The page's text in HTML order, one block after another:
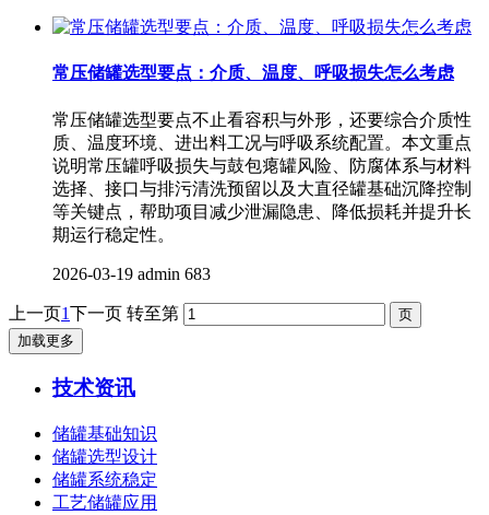
常压储罐选型要点：介质、温度、呼吸损失怎么考虑
常压储罐选型要点不止看容积与外形，还要综合介质性
质、温度环境、进出料工况与呼吸系统配置。本文重点
说明常压罐呼吸损失与鼓包瘪罐风险、防腐体系与材料
选择、接口与排污清洗预留以及大直径罐基础沉降控制
等关键点，帮助项目减少泄漏隐患、降低损耗并提升长
期运行稳定性。
2026-03-19 admin 683
上一页1下一页 转至第
加载更多
技术资讯
储罐基础知识
储罐选型设计
储罐系统稳定
工艺储罐应用